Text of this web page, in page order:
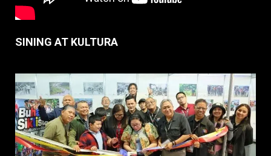
SINING AT KULTURA